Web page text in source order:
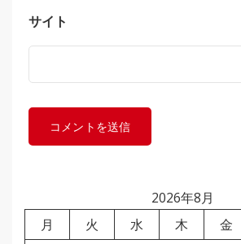
サイト
2026年8月
月
火 水 木 金